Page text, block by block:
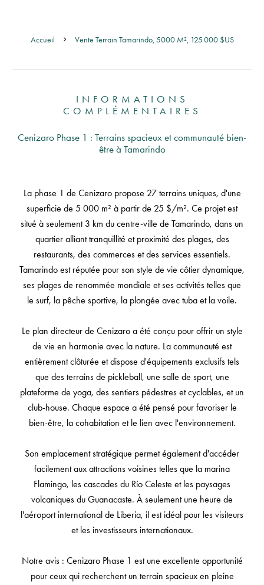
Accueil Vente Terrain Tamarindo, 5000 M², 125 000 $US
INFORMATIONS
COMPLÉMENTAIRES
Cenizaro Phase 1 : Terrains spacieux et communauté bien-
être à Tamarindo
La phase 1 de Cenizaro propose 27 terrains uniques, d'une
superficie de 5 000 m² à partir de 25 $/m². Ce projet est
situé à seulement 3 km du centre-ville de Tamarindo, dans un
quartier alliant tranquillité et proximité des plages, des
restaurants, des commerces et des services essentiels.
Tamarindo est réputée pour son style de vie côtier dynamique,
ses plages de renommée mondiale et ses activités telles que
le surf, la pêche sportive, la plongée avec tuba et la voile.
Le plan directeur de Cenizaro a été conçu pour offrir un style
de vie en harmonie avec la nature. La communauté est
entièrement clôturée et dispose d'équipements exclusifs tels
que des terrains de pickleball, une salle de sport, une
plateforme de yoga, des sentiers pédestres et cyclables, et un
club-house. Chaque espace a été pensé pour favoriser le
bien-être, la cohabitation et le lien avec l'environnement.
Son emplacement stratégique permet également d'accéder
facilement aux attractions voisines telles que la marina
Flamingo, les cascades du Río Celeste et les paysages
volcaniques du Guanacaste. À seulement une heure de
l'aéroport international de Liberia, il est idéal pour les visiteurs
et les investisseurs internationaux.
Notre avis : Cenizaro Phase 1 est une excellente opportunité
pour ceux qui recherchent un terrain spacieux en pleine